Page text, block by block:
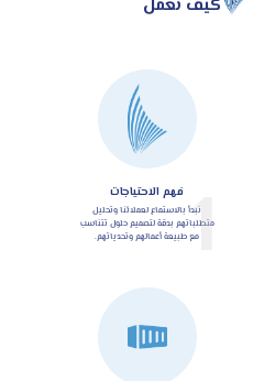
كيف نعمل
1 فهم الاحتياجات
نبدأ بالاستماع لعملائنا وتحليل
متطلباتهم بدقة لتصميم حلول تتناسب
مع طبيعة أعمالهم وتحدياتهم.